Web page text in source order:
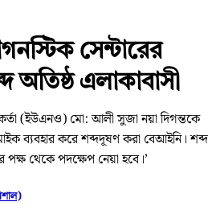
সেন্টারের
অতিষ্ঠ এলাকাবাসী
(ইউএনও) মো: আলী সুজা নয়া দিগন্তকে
ব্যবহার করে শব্দদূষণ করা বেআইনি। শব্দ
থেকে পদক্ষেপ নেয়া হবে।’